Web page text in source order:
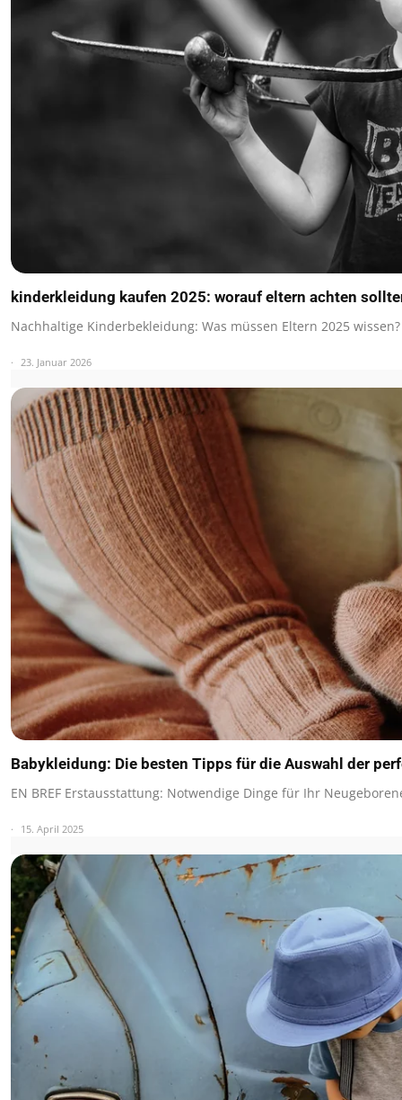
kinderkleidung kaufen 2025: worauf eltern achten
Nachhaltige Kinderbekleidung: Was müssen Eltern 2025 wissen?
23. Januar 2026
Babykleidung: Die besten Tipps für die Auswahl der
EN BREF Erstausstattung: Notwendige Dinge für Ihr
15. April 2025